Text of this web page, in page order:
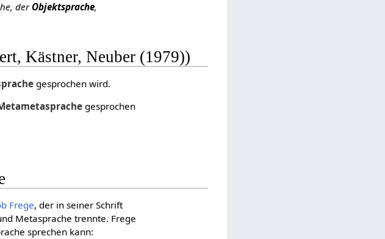
der Objektsprache,
Kästner, Neuber (1979))
gesprochen wird.
gesprochen
Frege, der in seiner Schrift
Metasprache trennte. Frege
sprechen kann: